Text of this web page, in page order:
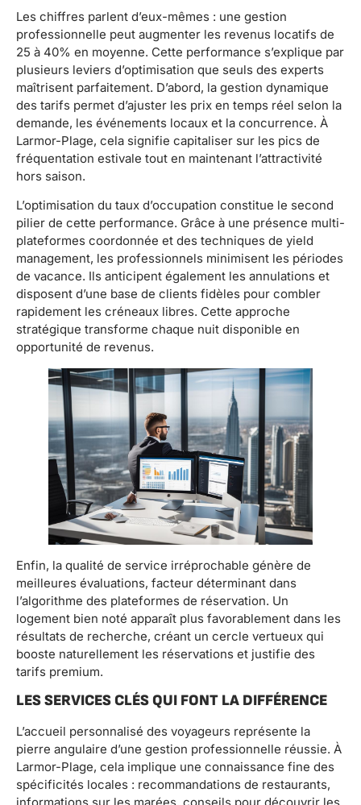
Les chiffres parlent d’eux-mêmes : une gestion
professionnelle peut augmenter les revenus locatifs de
25 à 40% en moyenne. Cette performance s’explique par
plusieurs leviers d’optimisation que seuls des experts
maîtrisent parfaitement. D’abord, la gestion dynamique
des tarifs permet d’ajuster les prix en temps réel selon la
demande, les événements locaux et la concurrence. À
Larmor-Plage, cela signifie capitaliser sur les pics de
fréquentation estivale tout en maintenant l’attractivité
hors saison.
L’optimisation du taux d’occupation constitue le second
pilier de cette performance. Grâce à une présence multi-
plateformes coordonnée et des techniques de yield
management, les professionnels minimisent les périodes
de vacance. Ils anticipent également les annulations et
disposent d’une base de clients fidèles pour combler
rapidement les créneaux libres. Cette approche
stratégique transforme chaque nuit disponible en
opportunité de revenus.
Enfin, la qualité de service irréprochable génère de
meilleures évaluations, facteur déterminant dans
l’algorithme des plateformes de réservation. Un
logement bien noté apparaît plus favorablement dans les
résultats de recherche, créant un cercle vertueux qui
booste naturellement les réservations et justifie des
tarifs premium.
LES SERVICES CLÉS QUI FONT LA DIFFÉRENCE
L’accueil personnalisé des voyageurs représente la
pierre angulaire d’une gestion professionnelle réussie. À
Larmor-Plage, cela implique une connaissance fine des
spécificités locales : recommandations de restaurants,